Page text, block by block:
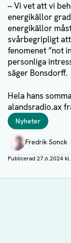
– Vi vet att vi
energikällor
energikällor
svårbegripligt att
fenomenet ”not
personliga
säger Bonsdorff.
Hela hans
alandsradio.ax
Taggar
Nyheter
Författare
Fredrik Sonck
Visa profil
Publicerad27.6.2024